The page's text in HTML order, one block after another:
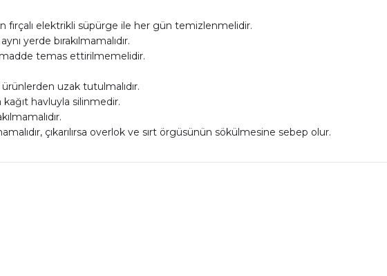
fırçalı elektrikli süpürge ile her gün temizlenmelidir.
yerde bırakılmamalıdır.
temas ettirilmemelidir.
uzak tutulmalıdır.
kağıt havluyla silinmedir.
çıkarılırsa overlok ve sırt örgüsünün sökülmesine sebep olur.